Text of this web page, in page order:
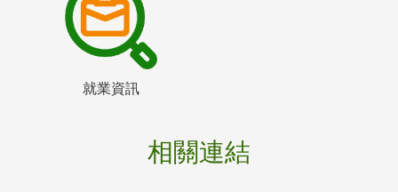
就業資訊
相關連結